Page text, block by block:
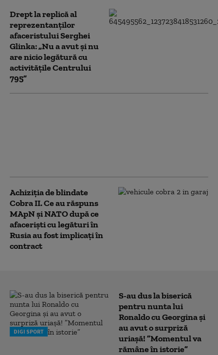
Drept la replică al
reprezentanților
afaceristului Serghei
Glinka: „Nu a avut și nu
are nicio legătură cu
activitățile Centrului
795”
Achiziția de blindate
Cobra II. Ce au răspuns
MApN și NATO după ce
afaceriști cu legături în
Rusia au fost implicați în
contract
DIGI SPORT
S-au dus la biserică
pentru nunta lui
Ronaldo cu Georgina și
au avut o surpriză
uriașă! ”Momentul va
rămâne în istorie”